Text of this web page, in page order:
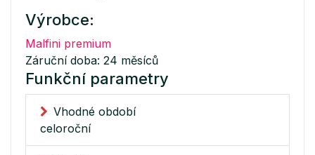
Výrobce:
Malfini premium
Záruční doba: 24 měsíců
Funkční parametry
Vhodné období
celoroční